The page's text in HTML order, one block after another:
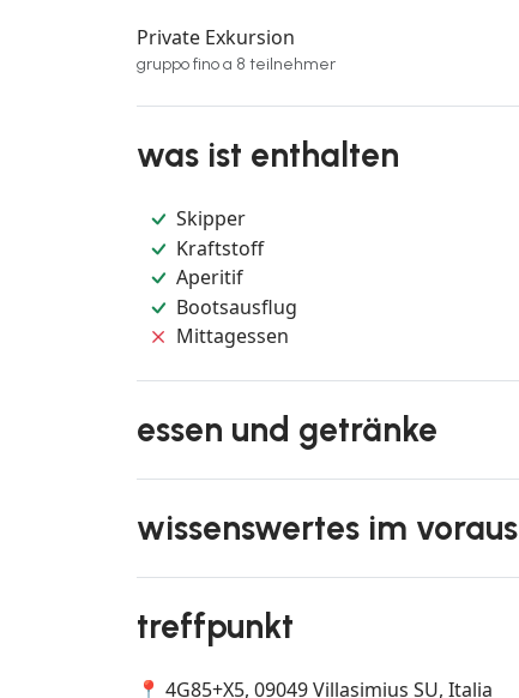
Private Exkursion
gruppo fino a 8 teilnehmer
was ist enthalten
Skipper
Kraftstoff
Aperitif
Bootsausflug
Mittagessen
essen und getränke
wissenswertes im voraus
treffpunkt
📍 4G85+X5, 09049 Villasimius SU, Italia